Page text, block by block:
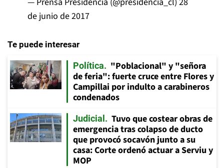
de junio de 2017
Te puede interesar
Política
"Poblacional" y "señora
de feria": fuerte cruce entre Flores y
Campillai por indulto a carabineros
condenados
Judicial
Tuvo que costear obras de
emergencia tras colapso de ducto
que provocó socavón junto a su
casa: Corte ordenó actuar a Serviu y
MOP